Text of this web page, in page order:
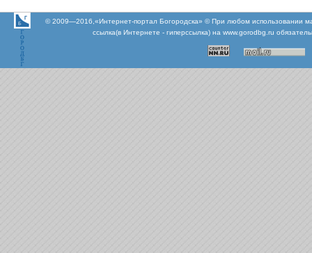
© 2009—2016,«Интернет-портал Богородска» © При любом использовании
ссылка(в Интернете - гиперссылка) на www.gorodbg.ru